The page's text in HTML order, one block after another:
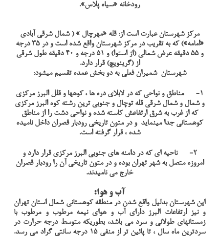
رودخانه «سیاه پلاس».
مرکز شهرستان عبارت است از: قله «مهرچال » ( شمال شرقی آبادی
«امامه») که به تقریب در مرکز شهرستان واقع شده است و در 35 درجه
و 55 دقیقه عرض شمالی (از استوا) و 51 درجه و 40 دقیقه طول شرقی
از (گرینویچ) قرار دارد.
شهرستان شمیران فعلی به دو بخش عمده تقسیم میشود:
1-
مناطق و نواحی که در لابلای دره ها ، کوهها و قلل البرز مرکزی
و شمال و شمال شرقی قله توچال و جنوبی ترین رشته کوه البرز مرکزی
که از غرب به شرق ارتفاعش کاسته شده و نواحی دشت را از مناطق
کوهستانی جدا مینماید و در متون تاریخی رودبار قصران داخل نامیده
شده ، قرار گرفته است.
2-
ناحیه ای که در دامنه های جنوبی البرز مرکزی قرار دارد و
امروزه متصل به شهر تهران بوده و در متون تاریخی آن را رودبار قصران
خارج می نامیدند.
آب و هوا:
این شهرستان بدلیل واقع شدن در منطقه کوهستانی شمال استان تهران
و نیز ارتفاعات البرز دارای آب و هوای نیمه مرطوب و مرطوب با
زمستانهای طولانی و سرد می باشد، بطوریکه متوسط درجه حرارت در
سردترین ماه سال ، تا پائین تر از منفی 15 درجه سانتی گراد می رسد.